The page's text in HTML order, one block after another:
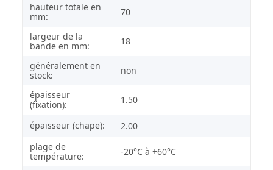
hauteur totale en
mm:
70
largeur de la
bande en mm:
18
généralement en
stock:
non
épaisseur
(fixation):
1.50
épaisseur (chape):
2.00
plage de
température:
-20°C à +60°C